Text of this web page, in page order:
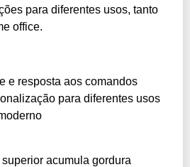
para diferentes usos, tanto
office.
e resposta aos comandos
para diferentes usos
acumula gordura